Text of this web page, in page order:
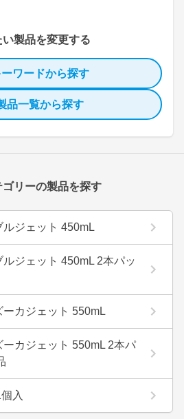
い製品を変更する
ーワードから探す
品一覧から探す
ゴリーの製品を探す
ジェット 450mL
ジェット 450mL 2本パッ
カジェット 550mL
カジェット 550mL 2本パ
入